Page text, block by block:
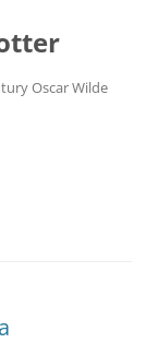
Oscar Wilde